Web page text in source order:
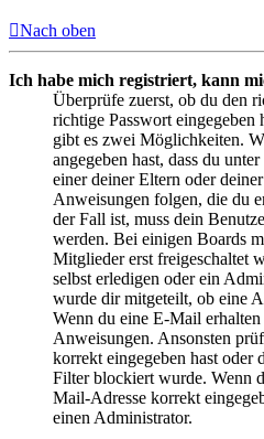
Nach oben
Ich habe mich registriert, kann
Überprüfe zuerst, ob du den
richtige Passwort eingegeben
gibt es zwei Möglichkeiten.
angegeben hast, dass du
einer deiner Eltern oder
Anweisungen folgen, die du
der Fall ist, muss dein
werden. Bei einigen Boards
Mitglieder erst freigeschaltet
selbst erledigen oder ein
wurde dir mitgeteilt, ob eine
Wenn du eine E-Mail
Anweisungen. Ansonsten
korrekt eingegeben hast
Filter blockiert wurde. Wenn
Mail-Adresse korrekt
einen Administrator.